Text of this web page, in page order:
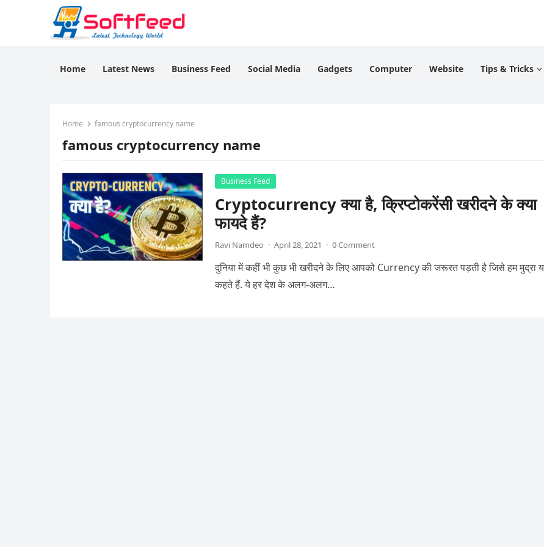
Home Latest News Business Feed Social Media Gadgets Computer Website Tips & Tricks
Home famous cryptocurrency name
famous cryptocurrency name
Business Feed
Cryptocurrency क्या है, क्रिप्टोकरेंसी खरीदने के क्या
फायदे हैं?
Ravi Namdeo · April 28, 2021 · 0 Comment
दुनिया में कहीं भी कुछ भी खरीदने के लिए आपको Currency की जरूरत पड़ती है जिसे हम मुद्रा
कहते हैं. ये हर देश के अलग-अलग…